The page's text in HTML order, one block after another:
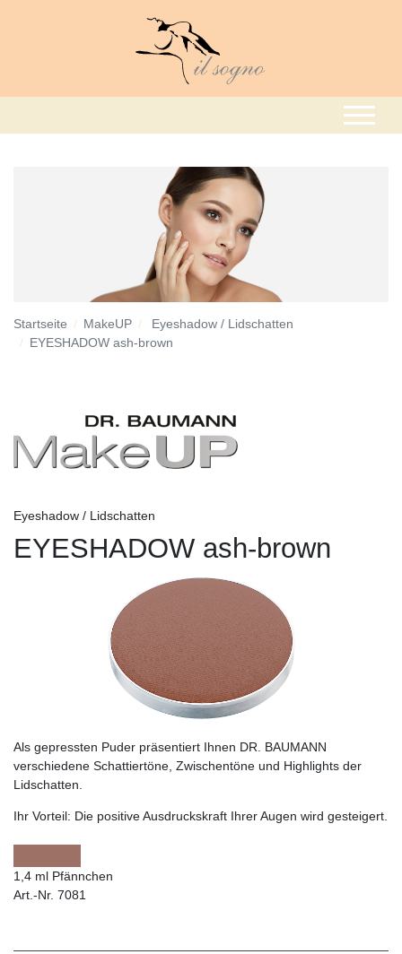
Startseite MakeUP
Eyeshadow / Lidschatten
EYESHADOW ash-brown
Eyeshadow / Lidschatten
EYESHADOW ash-brown
Als gepressten Puder präsentiert Ihnen DR. BAUMANN
verschiedene Schattiertöne, Zwischentöne und Highlights der
Lidschatten.
Ihr Vorteil: Die positive Ausdruckskraft Ihrer Augen wird gesteigert.
1,4 ml Pfännchen
Art.-Nr. 7081